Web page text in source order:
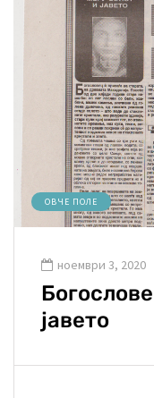
ОВЧЕ ПОЛЕ
ноември 3, 2020
јавето